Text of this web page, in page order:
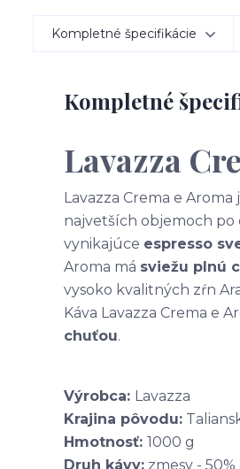
Kompletné špecifikácie
Kompletné
Lavazza
Lavazza Crema e Aroma
najvetších objemoch po
vynikajúce espresso
Aroma má sviežu plnú
vysoko kvalitných zŕn
Káva Lavazza Crema e
chuťou.
Výrobca: Lavazza
Krajina pôvodu:
Hmotnosť: 1000 g
Druh kávy: zmesy -